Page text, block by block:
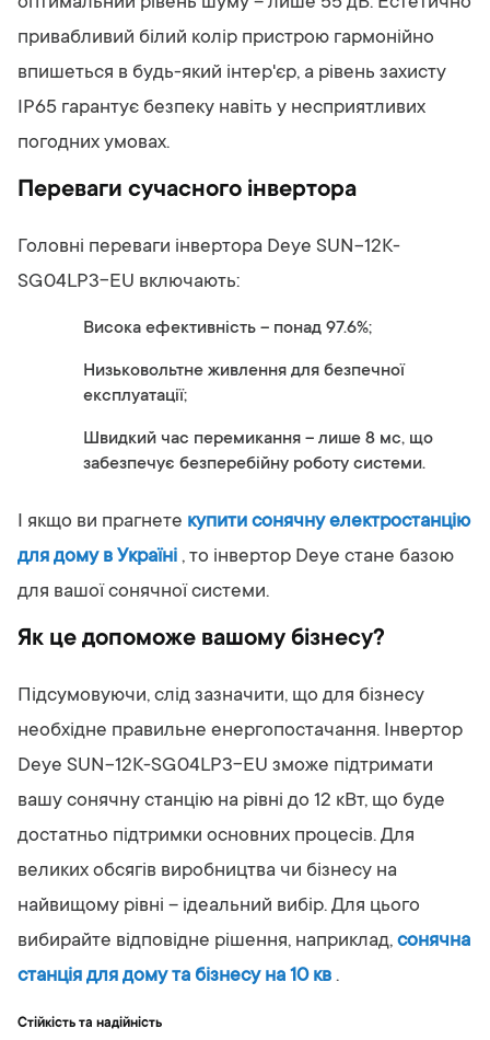
привабливий білий колір пристрою гармонійно
впишеться в будь-який інтер'єр, а рівень захисту
IP65 гарантує безпеку навіть у несприятливих
погодних умовах.
Переваги сучасного інвертора
Головні переваги інвертора Deye SUN-12K-
SG04LP3-EU включають:
Висока ефективність – понад 97.6%;
Низьковольтне живлення для безпечної
експлуатації;
Швидкий час перемикання – лише 8 мс, що
забезпечує безперебійну роботу системи.
І якщо ви прагнете купити сонячну електростанцію
для дому в Україні , то інвертор Deye стане базою
для вашої сонячної системи.
Як це допоможе вашому бізнесу?
Підсумовуючи, слід зазначити, що для бізнесу
необхідне правильне енергопостачання. Інвертор
Deye SUN-12K-SG04LP3-EU зможе підтримати
вашу сонячну станцію на рівні до 12 кВт, що буде
достатньо підтримки основних процесів. Для
великих обсягів виробництва чи бізнесу на
найвищому рівні – ідеальний вибір. Для цього
вибирайте відповідне рішення, наприклад, сонячна
станція для дому та бізнесу на 10 кв .
Стійкість та надійність